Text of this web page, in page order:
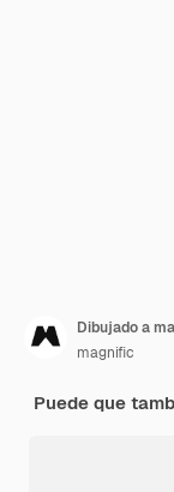
Dibujado a
magnific
Puede que